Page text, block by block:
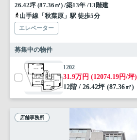
26.42坪 (87.36㎡) /築13年 /13階建
山手線「秋葉原」駅 徒歩5分
エレベーター
募集中の物件
1202
31.9万円 (12074.19円/坪)
12階 / 26.42坪 (87.36㎡)
店舗事務所